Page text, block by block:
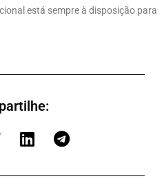
está sempre à disposição para